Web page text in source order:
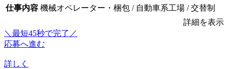
仕事内容 機械オペレーター・梱包 / 自動車系工場 / 交替制
詳細を表示
＼最短45秒で完了／
応募へ進む
詳しく